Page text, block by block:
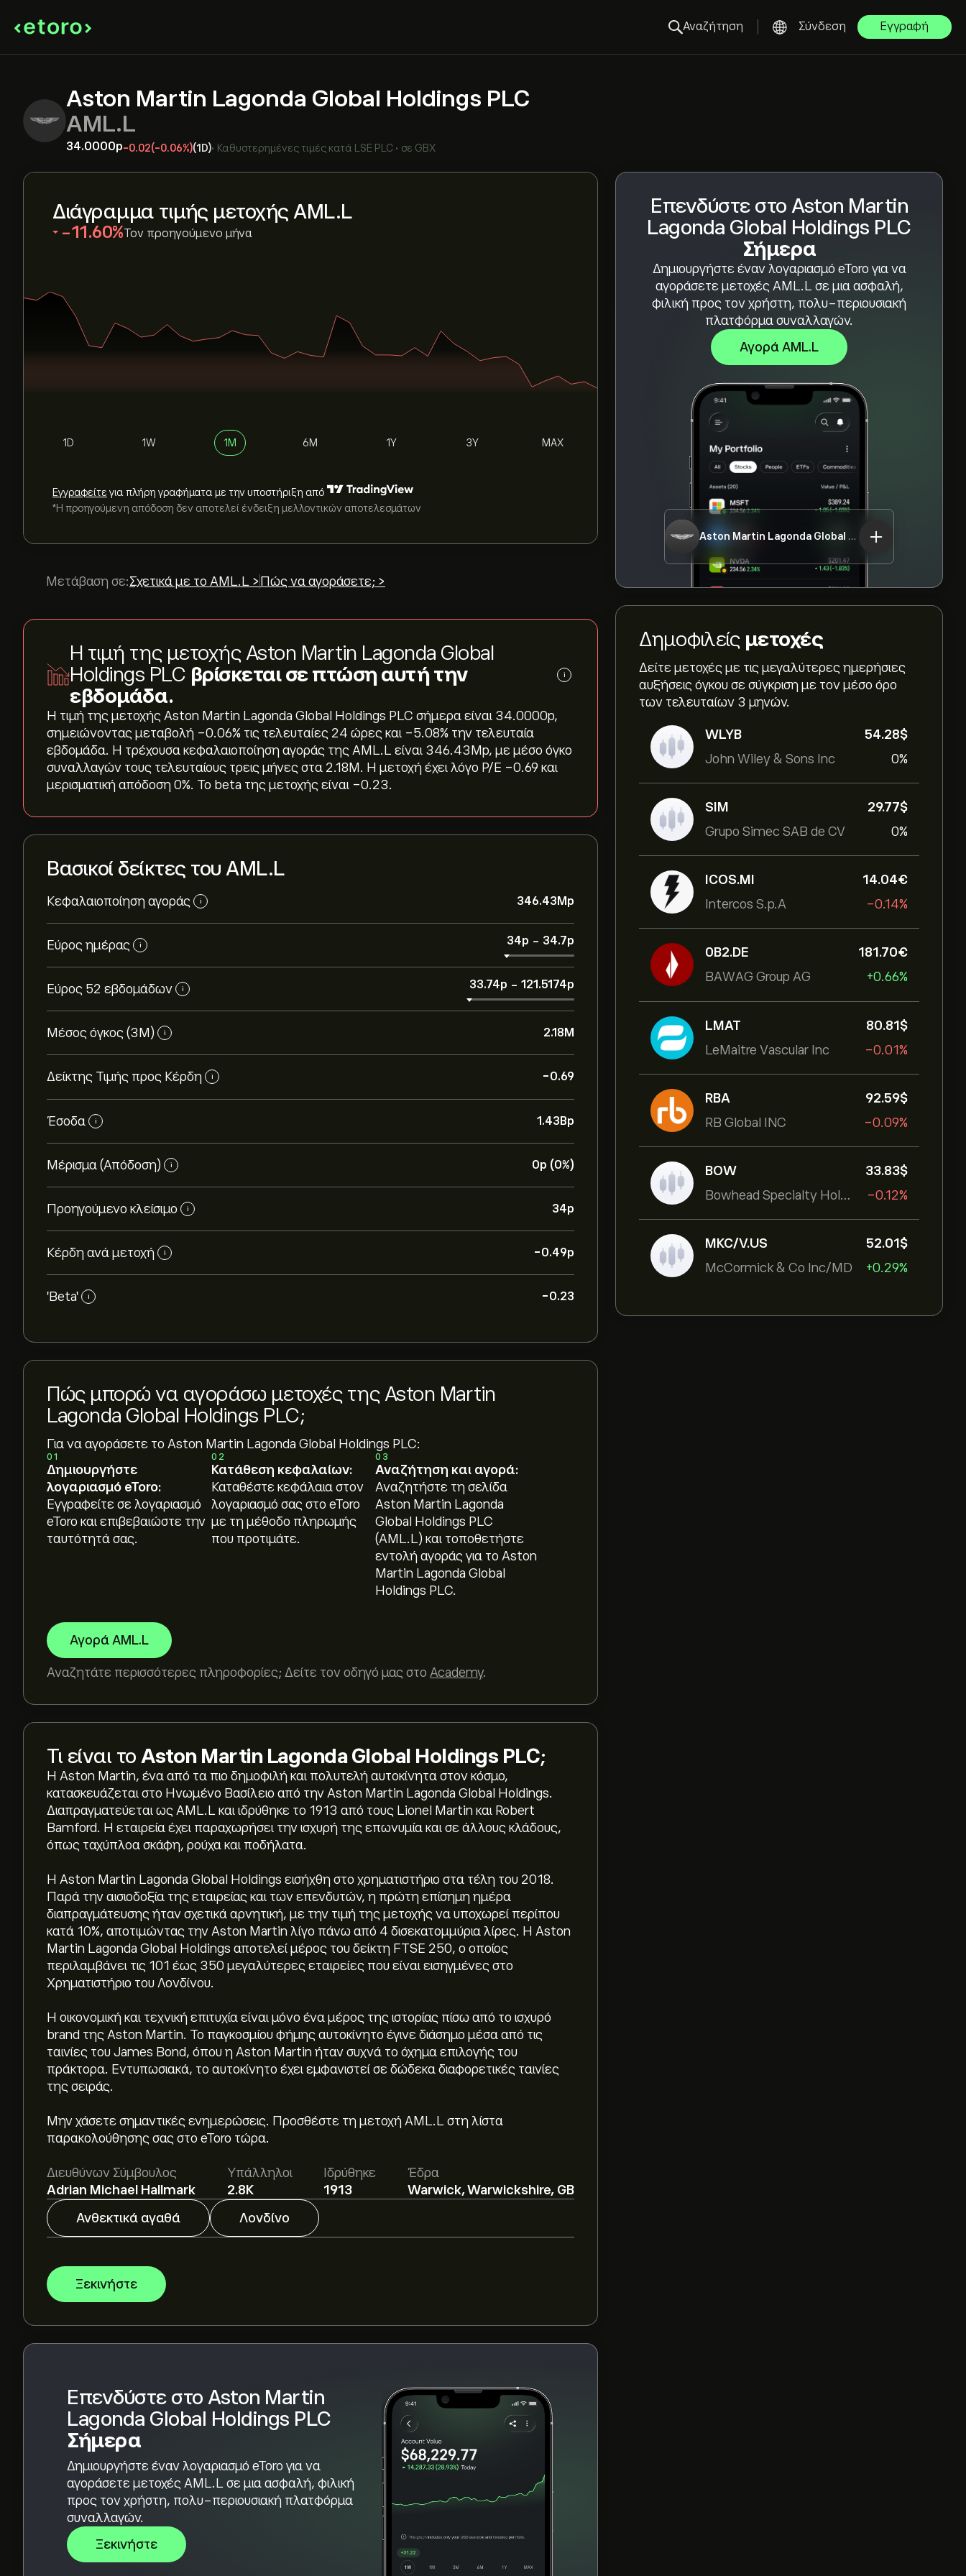
Αναζήτηση Σύνδεση Εγγραφή
Aston Martin Lagonda Global Holdings PLC
AML.L
34.0000‎p‎-0.02(-0.06%)(1D)• Καθυστερημένες τιμές κατά LSE PLC • σε GBX
Επενδύστε στο Aston Martin
Lagonda Global Holdings PLC
Σήμερα
Δημιουργήστε έναν λογαριασμό eToro για να
αγοράσετε μετοχές AML.L σε μια ασφαλή,
φιλική προς τον χρήστη, πολυ-περιουσιακή
πλατφόρμα συναλλαγών.
Αγορά AML.L
Aston Martin Lagonda Global Holdings PLC
Δημοφιλείς μετοχές
Δείτε μετοχές με τις μεγαλύτερες ημερήσιες
αυξήσεις όγκου σε σύγκριση με τον μέσο όρο
των τελευταίων 3 μηνών.
WLYB
John Wiley & Sons Inc
54.28‎$‎
0%
SIM
Grupo Simec SAB de CV
29.77‎$‎
0%
ICOS.MI
Intercos S.p.A
14.04‎€‎
-0.14%
0B2.DE
BAWAG Group AG
181.70‎€‎
+0.66%
LMAT
LeMaitre Vascular Inc
80.81‎$‎
-0.01%
RBA
RB Global INC
92.59‎$‎
-0.09%
BOW
Bowhead Specialty Holdings Inc
33.83‎$‎
-0.12%
MKC/V.US
McCormick & Co Inc/MD
52.01‎$‎
+0.29%
Διάγραμμα τιμής μετοχής AML.L
‎-11.60‎ Τον προηγούμενο μήνα
1D 1W 1M 6M 1Y 3Y MAX
Εγγραφείτε για πλήρη γραφήματα με την υποστήριξη από
*Η προηγούμενη απόδοση δεν αποτελεί ένδειξη μελλοντικών αποτελεσμάτων
Μετάβαση σε:Σχετικά με το AML.L > Πώς να αγοράσετε; >
Η τιμή της μετοχής Aston Martin Lagonda Global
Holdings PLC βρίσκεται σε πτώση αυτή την
εβδομάδα.
i
Η τιμή της μετοχής Aston Martin Lagonda Global Holdings PLC σήμερα είναι 34.0000‎p‎,
σημειώνοντας μεταβολή ‎-0.06‎% τις τελευταίες 24 ώρες και ‎-5.08‎% την τελευταία
εβδομάδα. Η τρέχουσα κεφαλαιοποίηση αγοράς της AML.L είναι 346.43M‎p‎, με μέσο όγκο
συναλλαγών τους τελευταίους τρεις μήνες στα 2.18M. Η μετοχή έχει λόγο P/E -0.69 και
μερισματική απόδοση 0%. Το beta της μετοχής είναι -0.23.
Βασικοί δείκτες του AML.L
Κεφαλαιοποίηση αγοράς i 346.43M‎p‎
Εύρος ημέρας i 34‎p‎ - 34.7‎p‎
Εύρος 52 εβδομάδων i 33.74‎p‎ - 121.5174‎p‎
Μέσος όγκος (3Μ) i 2.18M
Δείκτης Τιμής προς Κέρδη i -0.69
Έσοδα i 1.43B‎p‎
Μέρισμα (Απόδοση) i 0‎p‎ (0%)
Προηγούμενο κλείσιμο i 34‎p‎
Κέρδη ανά μετοχή i -0.49‎p‎
'Beta' i -0.23
Πώς μπορώ να αγοράσω μετοχές της Aston Martin
Lagonda Global Holdings PLC;
Για να αγοράσετε το Aston Martin Lagonda Global Holdings PLC:
01
Δημιουργήστε
λογαριασμό eToro:
Εγγραφείτε σε λογαριασμό
eToro και επιβεβαιώστε την
ταυτότητά σας.
02
Κατάθεση κεφαλαίων:
Καταθέστε κεφάλαια στον
λογαριασμό σας στο eToro
με τη μέθοδο πληρωμής
που προτιμάτε.
03
Αναζήτηση και αγορά:
Αναζητήστε τη σελίδα
Aston Martin Lagonda
Global Holdings PLC
(AML.L) και τοποθετήστε
εντολή αγοράς για το Aston
Martin Lagonda Global
Holdings PLC.
Αγορά AML.L
Αναζητάτε περισσότερες πληροφορίες; Δείτε τον οδηγό μας στο Academy.
Τι είναι το Aston Martin Lagonda Global Holdings PLC;
Η Aston Martin, ένα από τα πιο δημοφιλή και πολυτελή αυτοκίνητα στον κόσμο,
κατασκευάζεται στο Ηνωμένο Βασίλειο από την Aston Martin Lagonda Global Holdings.
Διαπραγματεύεται ως AML.L και ιδρύθηκε το 1913 από τους Lionel Martin και Robert
Bamford. Η εταιρεία έχει παραχωρήσει την ισχυρή της επωνυμία και σε άλλους κλάδους,
όπως ταχύπλοα σκάφη, ρούχα και ποδήλατα.
Η Aston Martin Lagonda Global Holdings εισήχθη στο χρηματιστήριο στα τέλη του 2018.
Παρά την αισιοδοξία της εταιρείας και των επενδυτών, η πρώτη επίσημη ημέρα
διαπραγμάτευσης ήταν σχετικά αρνητική, με την τιμή της μετοχής να υποχωρεί περίπου
κατά 10%, αποτιμώντας την Aston Martin λίγο πάνω από 4 δισεκατομμύρια λίρες. Η Aston
Martin Lagonda Global Holdings αποτελεί μέρος του δείκτη FTSE 250, ο οποίος
περιλαμβάνει τις 101 έως 350 μεγαλύτερες εταιρείες που είναι εισηγμένες στο
Χρηματιστήριο του Λονδίνου.
Η οικονομική και τεχνική επιτυχία είναι μόνο ένα μέρος της ιστορίας πίσω από το ισχυρό
brand της Aston Martin. Το παγκοσμίου φήμης αυτοκίνητο έγινε διάσημο μέσα από τις
ταινίες του James Bond, όπου η Aston Martin ήταν συχνά το όχημα επιλογής του
πράκτορα. Εντυπωσιακά, το αυτοκίνητο έχει εμφανιστεί σε δώδεκα διαφορετικές ταινίες
της σειράς.
Μην χάσετε σημαντικές ενημερώσεις. Προσθέστε τη μετοχή AML.L στη λίστα
παρακολούθησης σας στο eToro τώρα.
Διευθύνων Σύμβουλος
Adrian Michael Hallmark
Υπάλληλοι
2.8K
Ιδρύθηκε
1913
Έδρα
Warwick, Warwickshire, GB
Ανθεκτικά αγαθά
Λονδίνο
Ξεκινήστε
Επενδύστε στο Aston Martin
Lagonda Global Holdings PLC
Σήμερα
Δημιουργήστε έναν λογαριασμό eToro για να
αγοράσετε μετοχές AML.L σε μια ασφαλή, φιλική
προς τον χρήστη, πολυ-περιουσιακή πλατφόρμα
συναλλαγών.
Ξεκινήστε
Η τρέχουσα τιμή του AML.L είναι 34.0000‎p‎.
Οι αναλυτές προσφέρουν προβλέψεις για το Aston Martin Lagonda Global Holdings PLC
με βάση τις τάσεις της αγοράς, τις οικονομικές αναφορές και την αναμενόμενη ανάπτυξη.
Δείτε την πιο πρόσφατη πρόβλεψη για τις μελλοντικές διακυμάνσεις της τιμής.